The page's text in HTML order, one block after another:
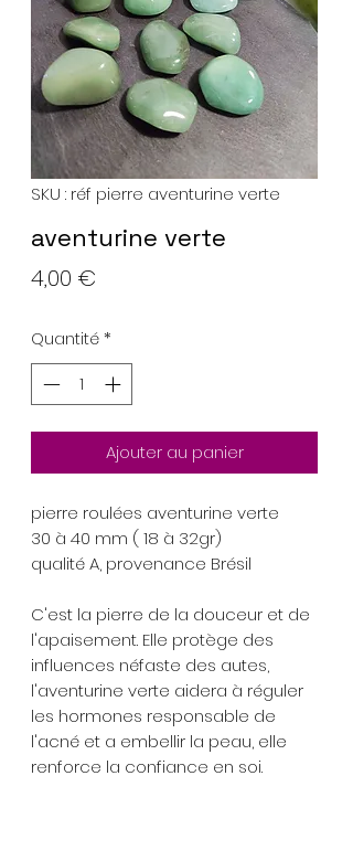
SKU : réf pierre aventurine verte
aventurine verte
4,00 €
Quantité*
Ajouter au panier
pierre roulées aventurine verte
30 à 40 mm ( 18 à 32gr)
qualité A, provenance Brésil
C'est la pierre de la douceur et de
l'apaisement. Elle protège des
influences néfaste des autes,
l'aventurine verte aidera à réguler
les hormones responsable de
l'acné et a embellir la peau, elle
renforce la confiance en soi.